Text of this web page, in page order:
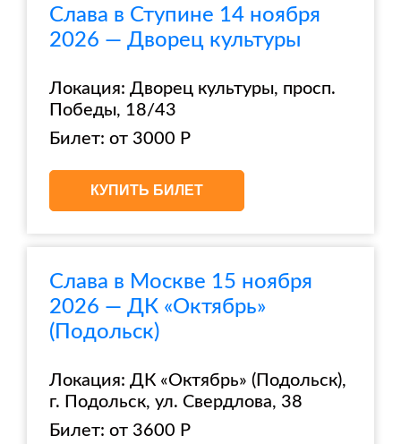
Слава в Ступине 14 ноября
2026 — Дворец культуры
Локация: Дворец культуры, просп.
Победы, 18/43
Билет: от 3000 Р
КУПИТЬ БИЛЕТ
Слава в Москве 15 ноября
2026 — ДК «Октябрь»
(Подольск)
Локация: ДК «Октябрь» (Подольск),
г. Подольск, ул. Свердлова, 38
Билет: от 3600 Р